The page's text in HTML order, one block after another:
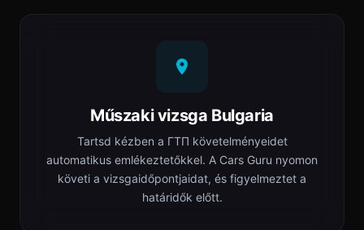
Műszaki vizsga Bulgaria
Tartsd kézben a ГТП követelményeidet
automatikus emlékeztetőkkel. A Cars Guru nyomon
követi a vizsgaidőpontjaidat, és figyelmeztet a
határidők előtt.